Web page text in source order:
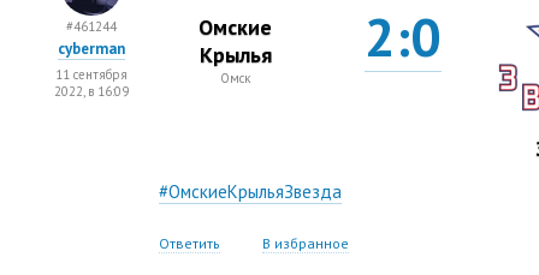
Омские
Крылья
Омск
2:0
#ОмскиеКрыльяЗвезда
Ответить В избранное
#461244
cyberman
11 сентября
2022, в 16:09